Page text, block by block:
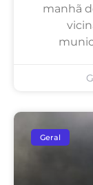
manhã
Geral